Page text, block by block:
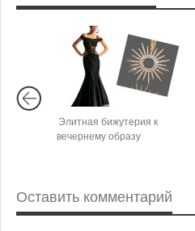
Элитная бижутерия к
вечернему образу
Оставить комментарий